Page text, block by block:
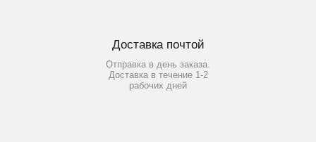
Доставка почтой
Отправка в день заказа.
Доставка в течение 1-2
рабочих дней